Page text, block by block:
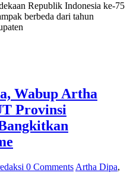
Republik Indonesia ke-75
berbeda dari tahun
Wabup Artha
Provinsi
0 Comments Artha Dipa,